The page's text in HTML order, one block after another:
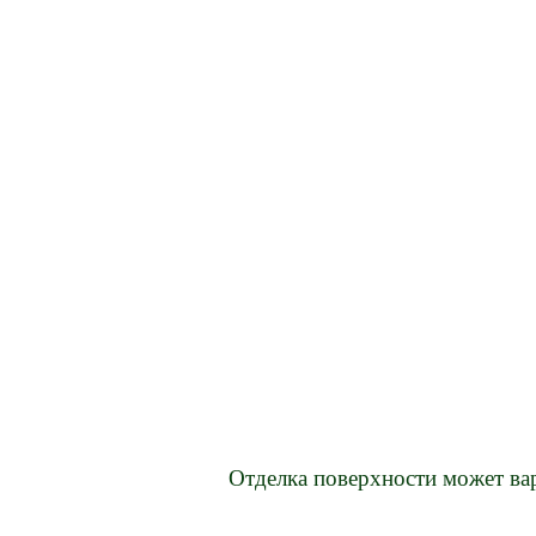
Отделка поверхности может